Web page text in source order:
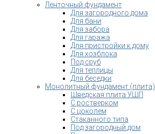
Ленточный фундамент
Для загородного дома
Для бани
Для забора
Для гаража
Для пристройки к дому
Для хозблока
Под сруб
Для теплицы
Для беседки
Монолитный фундамент (плита)
Шведская плита УШП
С ростверком
С цоколем
Стаканного типа
Под загородный дом